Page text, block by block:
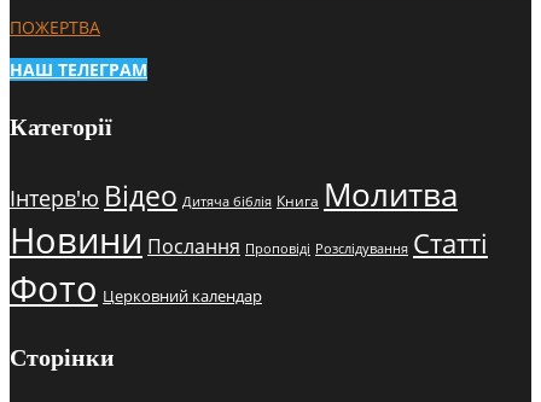
ПОЖЕРТВА
НАШ ТЕЛЕГРАМ
Категорії
Інтерв'ю Відео Дитяча біблія Книга Молитва
Новини Послання Проповіді Розслідування Статті
Фото Церковний календар
Сторінки